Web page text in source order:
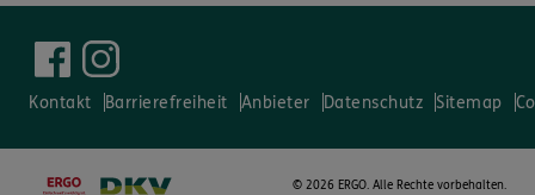
Kontakt Barrierefreiheit Anbieter Datenschutz Sitemap
© 2026 ERGO. Alle Rechte vorbehalten.